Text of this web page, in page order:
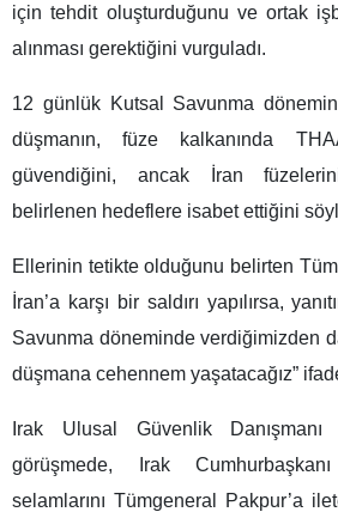
için tehdit oluşturduğunu ve ortak
alınması gerektiğini vurguladı.
12 günlük Kutsal Savunma
düşmanın, füze kalkanında
güvendiğini, ancak İran
belirlenen hedeflere isabet ettiğini
Ellerinin tetikte olduğunu belirten
İran’a karşı bir saldırı yapılırsa,
Savunma döneminde verdiğimizden
düşmana cehennem yaşatacağız”
Irak Ulusal Güvenlik
görüşmede, Irak
selamlarını Tümgeneral Pakpur’a